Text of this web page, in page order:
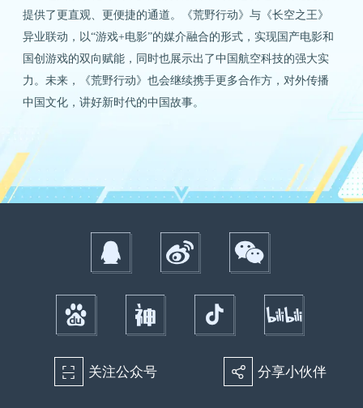
提供了更直观、更便捷的通道。《荒野行动》与《长空之王》
异业联动，以“游戏+电影”的媒介融合的形式，实现国产电影和
国创游戏的双向赋能，同时也展示出了中国航空科技的强大实
力。未来，《荒野行动》也会继续携手更多合作方，对外传播
中国文化，讲好新时代的中国故事。
򰀁 关注公众号 򰀂 分享小伙伴